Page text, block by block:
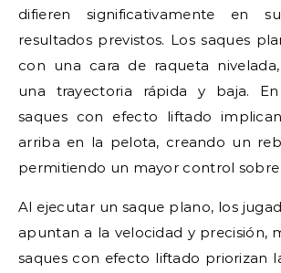
difieren significativamente en
resultados previstos. Los saques
con una cara de raqueta
una trayectoria rápida y baja.
saques con efecto liftado
arriba en la pelota, creando un
permitiendo un mayor control
Al ejecutar un saque plano, los
apuntan a la velocidad y precisión,
saques con efecto liftado priorizan